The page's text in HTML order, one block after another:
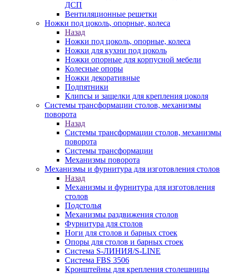
ДСП
Вентиляционные решетки
Ножки под цоколь, опорные, колеса
Назад
Ножки под цоколь, опорные, колеса
Ножки для кухни под цоколь
Ножки опорные для корпусной мебели
Колесные опоры
Ножки декоративные
Подпятники
Клипсы и защелки для крепления цоколя
Системы трансформации столов, механизмы
поворота
Назад
Системы трансформации столов, механизмы
поворота
Системы трансформации
Механизмы поворота
Механизмы и фурнитура для изготовления столов
Назад
Механизмы и фурнитура для изготовления
столов
Подстолья
Механизмы раздвижения столов
Фурнитура для столов
Ноги для столов и барных стоек
Опоры для столов и барных стоек
Система S-ЛИНИЯ/S-LINE
Система FBS 3506
Кронштейны для крепления столешницы